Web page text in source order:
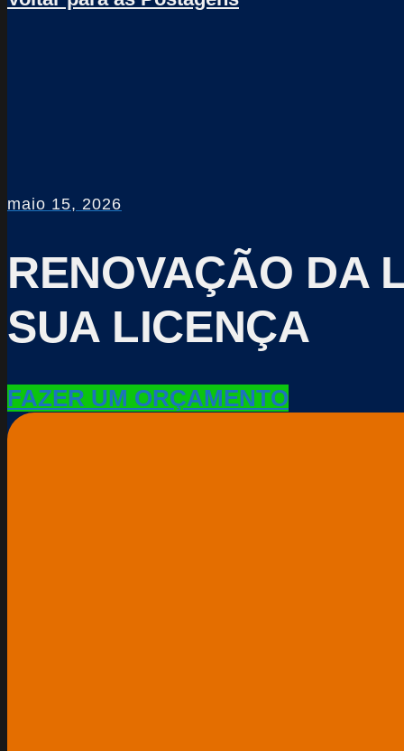
maio 15, 2026
RENOVAÇÃO DA
SUA LICENÇA
FAZER UM ORÇAMENTO